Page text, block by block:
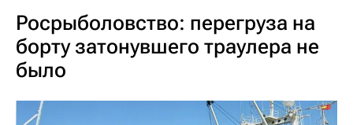
Росрыболовство: перегруза на
борту затонувшего траулера не
было